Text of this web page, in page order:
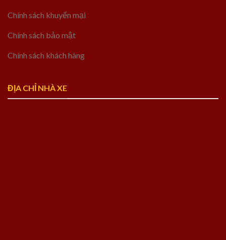
Chính sách khuyến mại
Chính sách bảo mật
Chính sách khách hàng
ĐỊA CHỈ NHÀ XE